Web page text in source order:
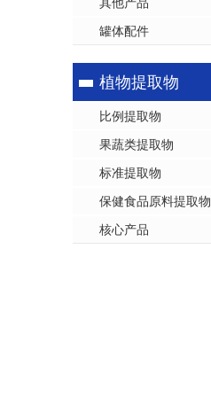
罐体配件
植物提取物
比例提取物
果蔬类提取物
标准提取物
保健食品原料提取物
核心产品